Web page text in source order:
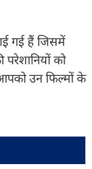
गई हैं जिसमें
को
उन फिल्मों के